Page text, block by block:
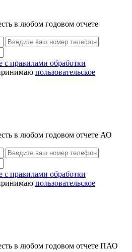
в любом годовом отчете
с правилами обработки
пользовательское
в любом годовом отчете АО
с правилами обработки
пользовательское
в любом годовом отчете ПАО